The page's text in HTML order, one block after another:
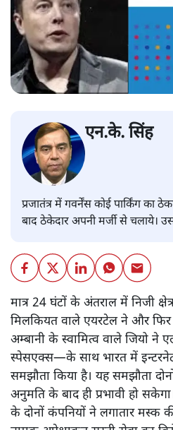
एन.के. सिंह
प्रजातंत्र में गवर्नेंस कोई पार्किंग का
बाद ठेकेदार अपनी मर्जी से चलाये।
मात्र 24 घंटों के अंतराल में निजी
मिलकियत वाले एयरटेल ने और
अम्बानी के स्वामित्व वाले जियो ने
स्पेसएक्स—के साथ भारत में
समझौता किया है। यह समझौता
अनुमति के बाद ही प्रभावी हो
के दोनों कंपनियों ने लगातार मस्क